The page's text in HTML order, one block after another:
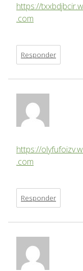
https://
.com
Responder
https://
.com
Responder